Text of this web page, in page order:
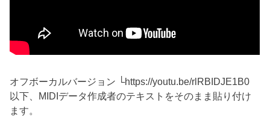
オフボーカルバージョン └https://youtu.be/rlRBIDJE1B0
以下、MIDIデータ作成者のテキストをそのまま貼り付け
ます。